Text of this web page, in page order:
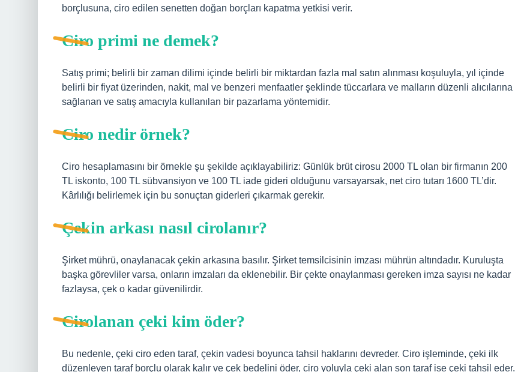
borçlusuna, ciro edilen senetten doğan borçları kapatma yetkisi verir.
Ciro primi ne demek?
Satış primi; belirli bir zaman dilimi içinde belirli bir miktardan fazla mal satın alınması koşuluyla, yıl içinde
belirli bir fiyat üzerinden, nakit, mal ve benzeri menfaatler şeklinde tüccarlara ve malların düzenli alıcılarına
sağlanan ve satış amacıyla kullanılan bir pazarlama yöntemidir.
Ciro nedir örnek?
Ciro hesaplamasını bir örnekle şu şekilde açıklayabiliriz: Günlük brüt cirosu 2000 TL olan bir firmanın 200
TL iskonto, 100 TL sübvansiyon ve 100 TL iade gideri olduğunu varsayarsak, net ciro tutarı 1600 TL’dir.
Kârlılığı belirlemek için bu sonuçtan giderleri çıkarmak gerekir.
Çekin arkası nasıl cirolanır?
Şirket mührü, onaylanacak çekin arkasına basılır. Şirket temsilcisinin imzası mührün altındadır. Kuruluşta
başka görevliler varsa, onların imzaları da eklenebilir. Bir çekte onaylanması gereken imza sayısı ne kadar
fazlaysa, çek o kadar güvenilirdir.
Cirolanan çeki kim öder?
Bu nedenle, çeki ciro eden taraf, çekin vadesi boyunca tahsil haklarını devreder. Ciro işleminde, çeki ilk
düzenleyen taraf borçlu olarak kalır ve çek bedelini öder, ciro yoluyla çeki alan son taraf ise çeki tahsil eder.